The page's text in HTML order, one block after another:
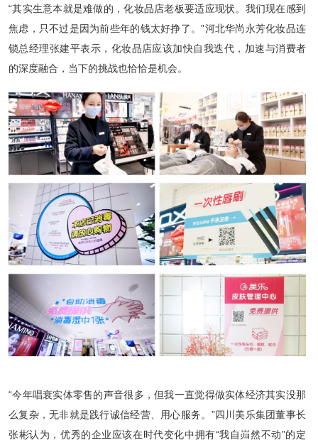
“其实生意本就是难做的，化妆品店老板要适应现状。我们现在感到
焦虑，只不过是因为前些年的钱太好挣了。”河北华尚永芳化妆品连
锁总经理张建平表示，化妆品店应该加快自我迭代，加速与消费者
的深度融合，当下的挑战也恰恰是机会。
“今年唱衰实体零售的声音很多，但我一直觉得做实体经济其实没那
么复杂，无非就是践行诚信经营、用心服务。”四川美乐集团董事长
张彬认为，优秀的企业应该在时代变化中拥有“我自岿然不动”的定